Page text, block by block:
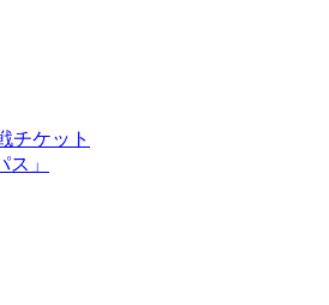
チケット
」